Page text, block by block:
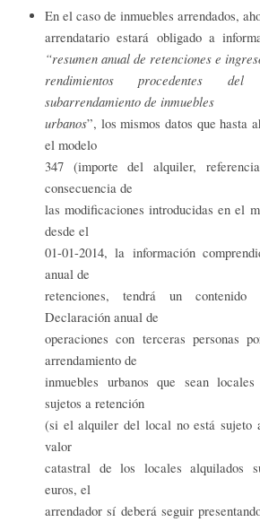
En el caso de inmuebles arrendados,
arrendatario estará obligado a
“resumen anual de retenciones e
rendimientos procedentes
subarrendamiento de inmuebles
urbanos”, los mismos datos que hasta
el modelo
347 (importe del alquiler,
consecuencia de
las modificaciones introducidas en el
desde el
01-01-2014, la información
anual de
retenciones, tendrá un
Declaración anual de
operaciones con terceras personas
arrendamiento de
inmuebles urbanos que sean
sujetos a retención
(si el alquiler del local no está sujeto
valor
catastral de los locales alquilados
euros, el
arrendador sí deberá seguir